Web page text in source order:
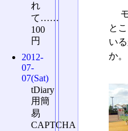
と
い
か。
れ
て……
100
円
2012-
07-
07(Sat)
tDiary
用簡
易
CAPTCHA